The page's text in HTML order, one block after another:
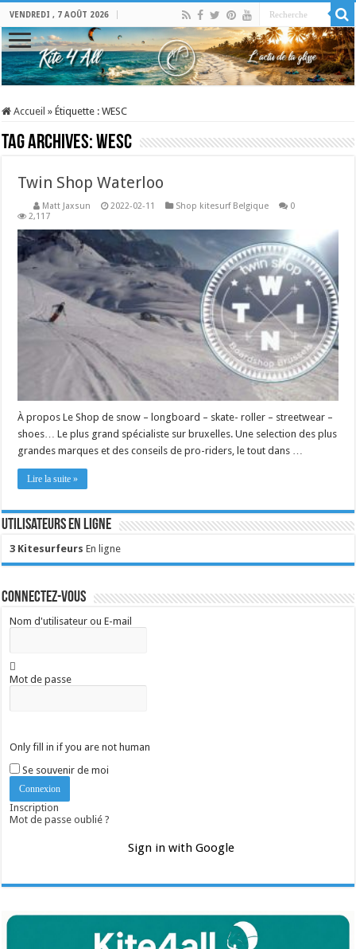
VENDREDI , 7 AOÛT 2026
Accueil » Étiquette :WESC
Tag Archives:WESC
Twin Shop Waterloo
Matt Jaxsun 2022-02-11 Shop kitesurf Belgique
0
2,117
À propos Le Shop de snow – longboard – skate- roller – streetwear –
shoes… Le plus grand spécialiste sur bruxelles. Une selection des plus
grandes marques et des conseils de pro-riders, le tout dans …
Lire la suite »
Utilisateurs en ligne
3 Kitesurfeurs En ligne
Connectez-vous
Nom d'utilisateur ou E-mail
Mot de passe
Only fill in if you are not human
Se souvenir de moi
Inscription
Mot de passe oublié ?
Sign in with Google